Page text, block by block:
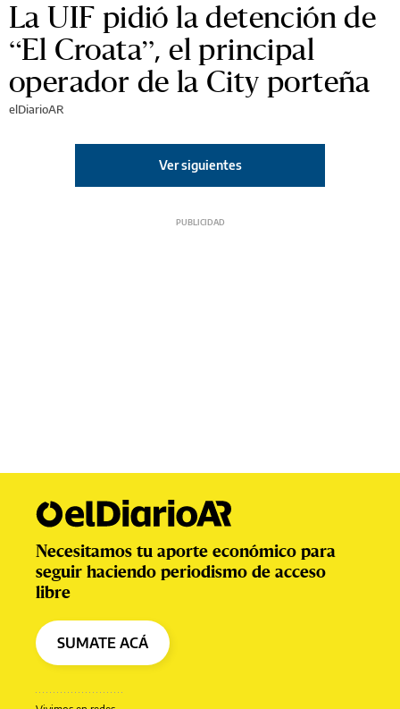
La UIF pidió la detención de
“El Croata”, el principal
operador de la City porteña
elDiarioAR
Ver siguientes
Necesitamos tu aporte económico para
seguir haciendo periodismo de acceso
libre
SUMATE ACÁ